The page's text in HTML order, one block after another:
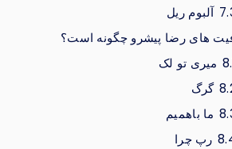
آلبوم ریل
های رضا پیشرو چگونه است؟
میری تو لک
گرگ
ما باهمیم
رپ چرا